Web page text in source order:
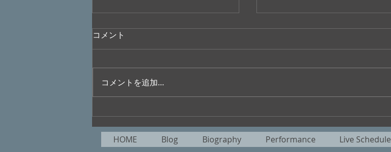
Nice’N’Easyタイム”
YouTube更新しました！
コメント
コメントを追加…
HOME Blog Biography Performance Live Schedule